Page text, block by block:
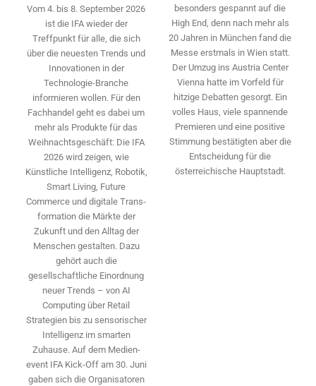
Vom 4. bis 8. September 2026
ist die IFA wieder der
Treffpunkt für alle, die sich
über die neuesten Trends und
Innovationen in der
Technologie-­Branche
informieren wollen. Für den
Fachhandel geht es dabei um
mehr als Produkte für das
Weihnachtsgeschäft: Die IFA
2026 wird ­zeigen, wie
Künstliche Intelligenz, Robotik,
Smart Living, Future
Commerce und digitale Trans­
formation die Märkte der
Zukunft und den Alltag der
Menschen gestalten. Dazu
gehört auch die
gesellschaftliche Einordnung
neuer Trends – von AI
Computing über Retail
Strategien bis zu sensorischer
Intelligenz im smarten
Zuhause. Auf dem Medien­
event IFA Kick-Off am 30. Juni
gaben sich die Organisatoren
besonders gespannt auf die
High End, denn nach mehr als
20 Jahren in München fand die
Messe erstmals in Wien statt.
Der Umzug ins Austria Center
Vienna hatte im Vorfeld für
hitzige Debatten gesorgt. Ein
volles Haus, viele spannende
Premieren und eine positive
Stimmung bestätigten aber die
Entscheidung für die
österreichische Hauptstadt.